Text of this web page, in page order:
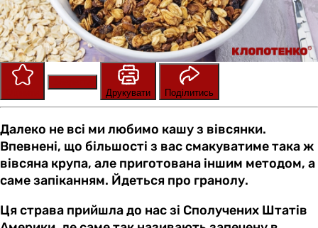
Друкувати
Поділитись
Далеко не всі ми любимо кашу з вівсянки.
Впевнені, що більшості з вас смакуватиме така ж
вівсяна крупа, але приготована іншим методом, а
саме запіканням. Йдеться про гранолу.
Ця страва прийшла до нас зі Сполучених Штатів